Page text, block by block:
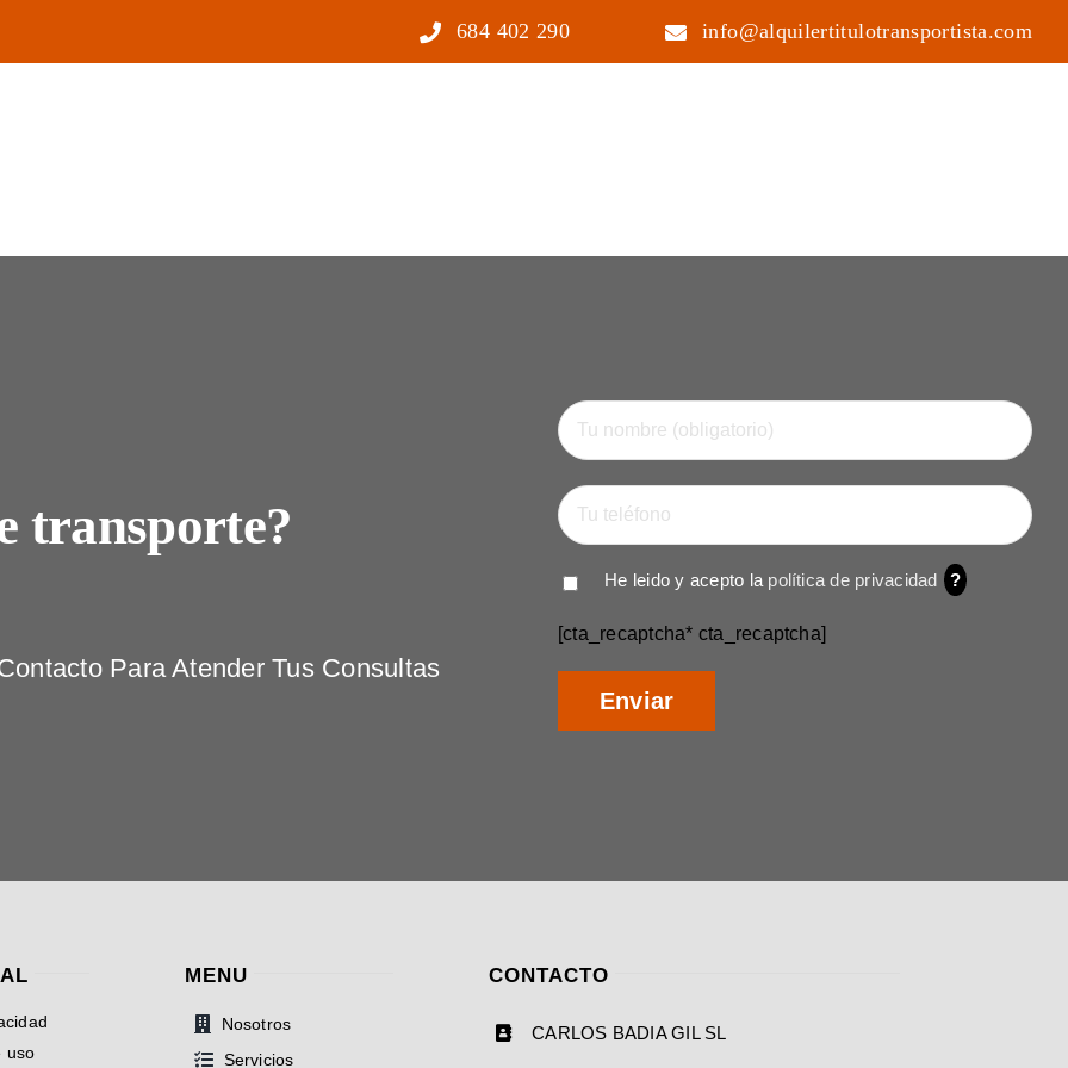
684 402 290 info@alquilertitulotransportista.com
transporte?
Para Atender Tus Consultas
He leido y acepto la política de privacidad ?
[cta_recaptcha* cta_recaptcha]
uso
MENU
Nosotros
Servicios
CONTACTO
CARLOS BADIA GIL SL